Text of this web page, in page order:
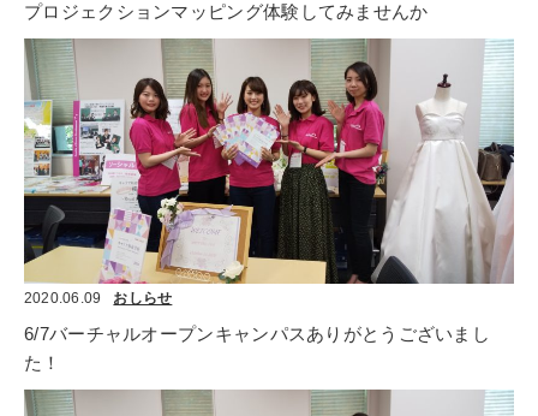
プロジェクションマッピング体験してみませんか
2020.06.09 おしらせ
6/7バーチャルオープンキャンパスありがとうございまし
た！